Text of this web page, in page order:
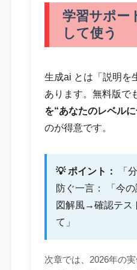
学習サポー
して使う
生成ai とは「説明を
あります。無料版で
を“あなたのレベル
のが得意です。
💡 ポイント：
「
防ぐ一言： 「今
図解風→確認テス
て」
次章では、2026年の